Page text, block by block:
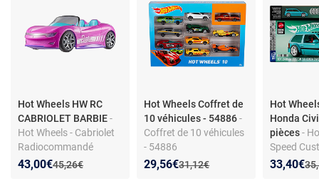
Hot Wheels HW RC
CABRIOLET BARBIE-
Hot Wheels - Cabriolet
Radiocommandé
Barbie - Peut accueillir 2
Ancien prix :
45,26€
Nouveau prix :
43,00€
Réduction de :
Hot Wheels Coffret de
10 véhicules - 54886-
Coffret de 10 véhicules
- 54886
Ancien prix :
31,12€
Nouveau prix :
29,56€
Réduction de :
Hot
Honda
pièces-
Speed
Civic EF –
Nouveau
33,40€